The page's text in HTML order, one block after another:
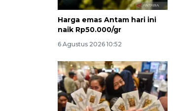
Harga emas Antam hari ini
naik Rp50.000/gr
6 Agustus 2026 10:52